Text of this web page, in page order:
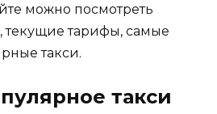
можно посмотреть
текущие тарифы, самые
такси.
такси